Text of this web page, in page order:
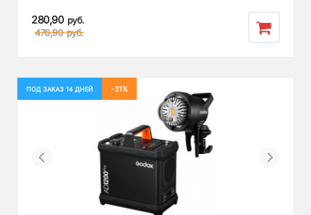
280,90 руб.
476,90 руб.
ПОД ЗАКАЗ 14 ДНЕЙ -31%
Previous Next